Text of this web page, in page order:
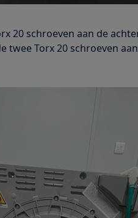
20 schroeven aan de
twee Torx 20 schroeven